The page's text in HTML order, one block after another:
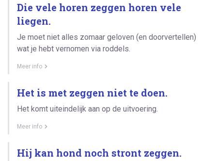
Die vele horen zeggen horen vele
liegen.
Je moet niet alles zomaar geloven (en doorvertellen)
wat je hebt vernomen via roddels.
Meer info
Het is met zeggen niet te doen.
Het komt uiteindelijk aan op de uitvoering.
Meer info
Hij kan hond noch stront zeggen.